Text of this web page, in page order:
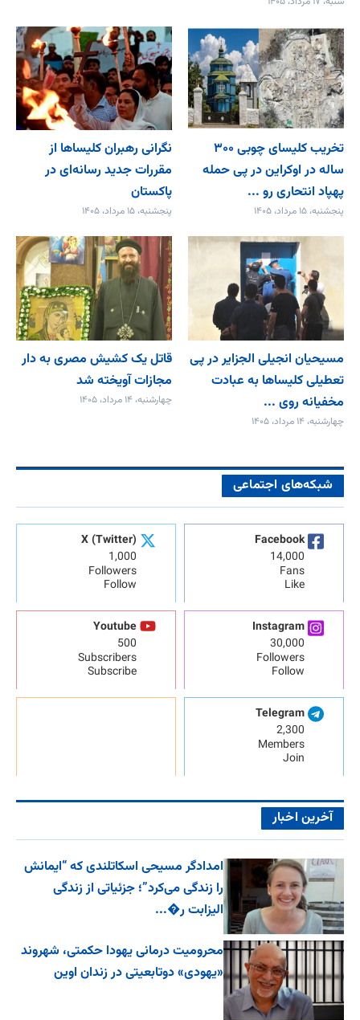
تخریب کلیسای چوبی ۳۰۰
ساله در اوکراین در پی حمله
پهپاد انتحاری رو ...
پنجشنبه، ۱۵ مرداد، ۱۴۰۵
نگرانی رهبران کلیساها از
مقررات جدید رسانه‌ای در
پاکستان
پنجشنبه، ۱۵ مرداد، ۱۴۰۵
مسیحیان انجیلی الجزایر در پی
تعطیلی کلیساها به عبادت
مخفیانه روی ...
چهارشنبه، ۱۴ مرداد، ۱۴۰۵
قاتل یک کشیش مصری به دار
مجازات آویخته شد
چهارشنبه، ۱۴ مرداد، ۱۴۰۵
شبکه‌های اجتماعی
Facebook
14,000
Fans
Like
X (Twitter)
1,000
Followers
Follow
Instagram
30,000
Followers
Follow
Youtube
500
Subscribers
Subscribe
Telegram
2,300
Members
Join
آخرین اخبار
امدادگر مسیحی اسکاتلندی که “ایمانش
را زندگی می‌کرد”؛ جزئیاتی از زندگی
الیزابت ر�...
محرومیت درمانی یهودا حکمتی، شهروند
«یهودی» دوتابعیتی در زندان اوین